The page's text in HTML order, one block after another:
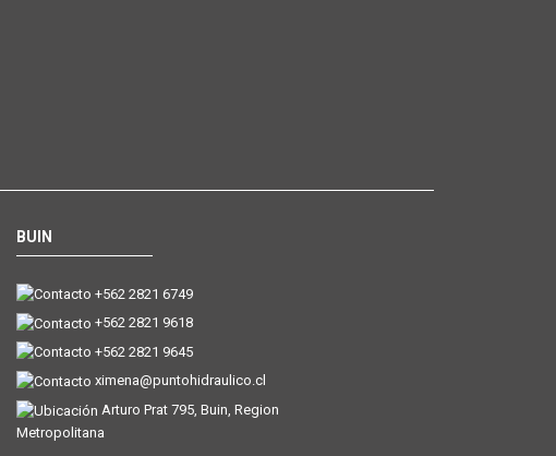
BUIN
+562 2821 6749
+562 2821 9618
+562 2821 9645
ximena@puntohidraulico.cl
Arturo Prat 795, Buin, Region
Metropolitana